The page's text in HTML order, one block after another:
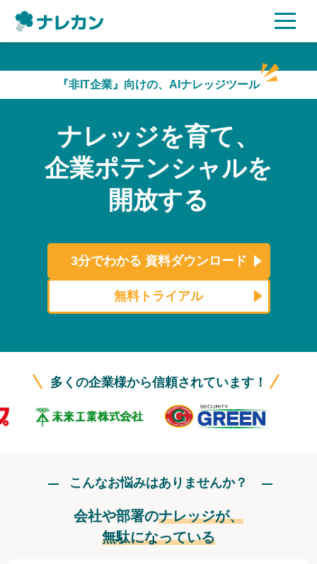
AI機能
ご利用企業様の声
セキュリティ
よくある質問
資料ダウンロード
ログイン
『非IT企業』向けの、AIナレッジツール
ナレッジを育て、
企業ポテンシャルを
開放する
3分でわかる 資料ダウンロード
無料トライアル
多くの企業様から信頼されています！
こんなお悩みはありませんか？
会社や部署のナレッジが、
無駄になっている